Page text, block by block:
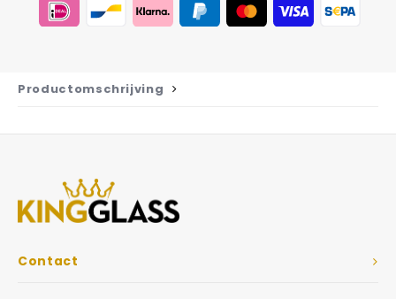
Productomschrijving
Contact